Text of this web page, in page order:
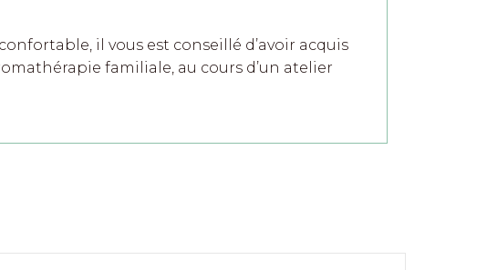
il vous est conseillé d’avoir acquis
familiale, au cours d’un atelier